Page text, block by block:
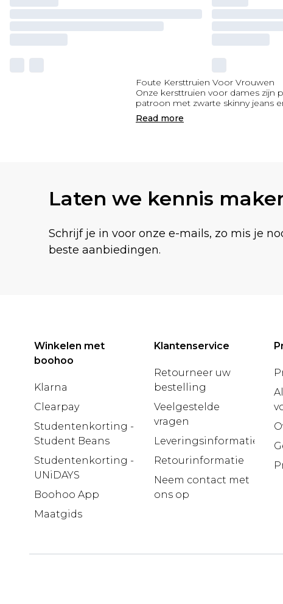
Foute Kersttruien Voor Vrouwen
Onze kersttruien voor dames zijn
patroon met zwarte skinny jeans
Read more
Laten we kennis
Schrijf je in voor onze e-mails, zo mis je
beste aanbiedingen.
Winkelen met
boohoo
Klarna
Clearpay
Studentenkorting -
Student Beans
Studentenkorting -
UNiDAYS
Boohoo App
Maatgids
Klantenservice
Retourneer uw
bestelling
Veelgestelde
vragen
Leveringsinformatie
Retourinformatie
Neem contact met
ons op